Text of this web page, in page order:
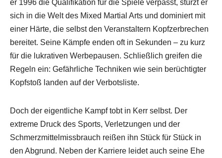
er 1996 die Qualifikation für die Spiele verpasst, stürzt er
sich in die Welt des Mixed Martial Arts und dominiert mit
einer Härte, die selbst den Veranstaltern Kopfzerbrechen
bereitet. Seine Kämpfe enden oft in Sekunden – zu kurz
für die lukrativen Werbepausen. Schließlich greifen die
Regeln ein: Gefährliche Techniken wie sein berüchtigter
Kopfstoß landen auf der Verbotsliste.
Doch der eigentliche Kampf tobt in Kerr selbst. Der
extreme Druck des Sports, Verletzungen und der
Schmerzmittelmissbrauch reißen ihn Stück für Stück in
den Abgrund. Neben der Karriere leidet auch seine Ehe